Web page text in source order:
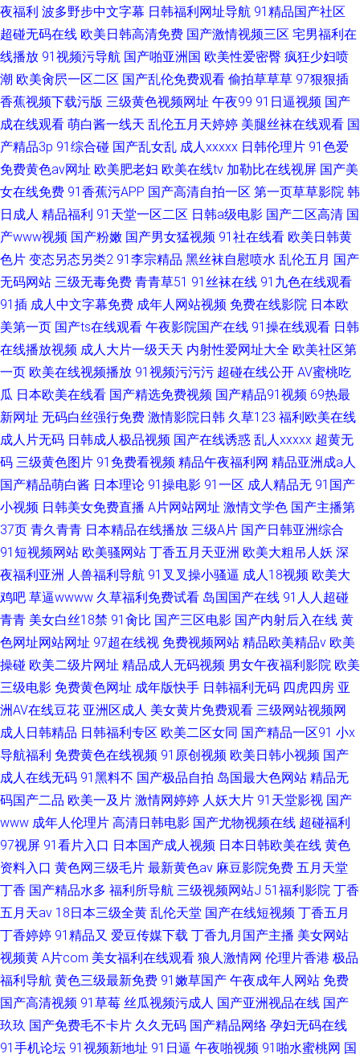
夜福利 波多野步中文字幕 日韩福利网址导航 91精品国产社区
超碰无码在线 欧美日韩高清免费 国产激情视频三区 宅男福利在
线播放 91视频污导航 国产啪亚洲国 欧美性爱密臀 疯狂少妇喷
潮 欧美肏屄一区二区 国产乱伦免费观看 偷拍草草草 97狠狠插
香蕉视频下载污版 三级黄色视频网址 午夜99 91日逼视频 国产
成在线观看 萌白酱一线天 乱伦五月天婷婷 美腿丝袜在线观看 国
产精品3p 91综合碰 国产乱女乱 成人xxxxx 日韩伦理片 91色爱
免费黄色av网址 欧美肥老妇 欧美在线tv 加勒比在线视屏 国产美
女在线免费 91香蕉污APP 国产高清自拍一区 第一页草草影院 韩
日成人 精品福利 91天堂一区二区 日韩a级电影 国产二区高清 国
产www视频 国产粉嫩 国产男女猛视频 91社在线看 欧美日韩黄
色片 变态另态另类2 91李宗精品 黑丝袜自慰喷水 乱伦五月 国产
无码网站 三级无毒免费 青青草51 91丝袜在线 91九色在线观看
91插 成人中文字幕免费 成年人网站视频 免费在线影院 日本欧
美第一页 国产ts在线观看 午夜影院国产在线 91操在线观看 日韩
在线播放视频 成人大片一级天天 内射性爱网址大全 欧美社区第
一页 欧美在线视频播放 91视频污污污 超碰在线公开 AV蜜桃吃
瓜 日本欧美在线看 国产精选免费视频 国产精品91视频 69热最
新网址 无码白丝强行免费 激情影院日韩 久草123 福利欧美在线
成人片无码 日韩成人极品视频 国产在线诱惑 乱人xxxxx 超黄无
码 三级黄色图片 91免费看视频 精品午夜福利网 精品亚洲成a人
国产精品萌白酱 日本理论 91操电影 91一区 成人精品无 91国产
小视频 日韩美女免费直播 A片网站网址 激情文学色 国产主播第
37页 青久青青 日本精品在线播放 三级A片 国产日韩亚洲综合
91短视频网站 欧美骚网站 丁香五月天亚洲 欧美大粗吊人妖 深
夜福利亚洲 人兽福利导航 91叉叉操小骚逼 成人18视频 欧美大
鸡吧 草逼wwww 久草福利免费试看 岛国国产在线 91人人超碰
青青 美女白丝18禁 91肏比 国产三区电影 国产内射后入在线 黄
色网址网站网址 97超在线视 免费视频网站 精品欧美精品v 欧美
操碰 欧美二级片网址 精品成人无码视频 男女午夜福利影院 欧美
三级电影 免费黄色网址 成年版快手 日韩福利无码 四虎四房 亚
洲AV在线豆花 亚洲区成人 美女黄片免费观看 三级网站视频网
成人日韩精品 日韩福利专区 欧美二区女同 国产精品一区91 小x
导航福利 免费黄色在线视频 91原创视频 欧美日韩小视频 国产
成人在线无码 91黑料不 国产极品自拍 岛国最大色网站 精品无
码国产二品 欧美一及片 激情网婷婷 人妖大片 91天堂影视 国产
www 成年人伦理片 高清日韩电影 国产尤物视频在线 超碰福利
97视屏 91看片入口 日本国产成人视频 日本日韩欧美在线 黄色
资料入口 黄色网三级毛片 最新黄色av 麻豆影院免费 五月天堂
丁香 国产精品水多 福利所导航 三级视频网站J 51福利影院 丁香
五月天av 18日本三级全黄 乱伦天堂 国产在线短视频 丁香五月
丁香婷婷 91精品又 爱豆传媒下载 丁香九月国产主播 美女网站
视频黄 A片com 美女福利在线观看 狼人激情网 伦理片香港 极品
福利导航 黄色三级最新免费 91嫩草国产 午夜成年人网站 免费
国产高清视频 91草莓 丝瓜视频污成人 国产亚洲视品在线 国产
玖玖 国产免费毛不卡片 久久无码 国产精品网络 孕妇无码在线
91手机论坛 91视频新地址 91日逼 午夜啪视频 91啪水蜜桃网 国